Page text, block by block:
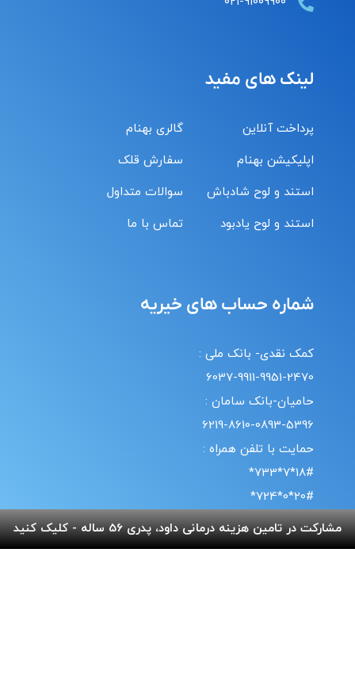
لینک های مفید
پرداخت آنلاین
اپلیکیشن بهنام
استند و لوح شادباش
استند و لوح یادبود
گالری بهنام
سفارش قلک
سوالات متداول
تماس با ما
شماره حساب های خیریه
کمک نقدی- بانک ملی :
6037-9911-9951-2470
حامیان-بانک سامان :
6219-8610-0893-5396
حمایت با تلفن همراه :
18#*7*733*
20#*0*724*
مشارکت در تامین هزینه درمانی داود، پدری 56 ساله - کلیک کنید